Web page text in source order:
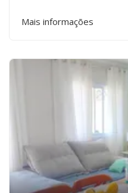
Mais informações